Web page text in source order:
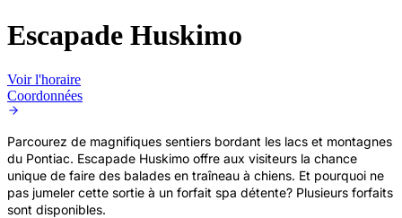
Escapade Huskimo
Voir l'horaire
Coordonnées
Parcourez de magnifiques sentiers bordant les lacs et montagnes
du Pontiac. Escapade Huskimo offre aux visiteurs la chance
unique de faire des balades en traîneau à chiens. Et pourquoi ne
pas jumeler cette sortie à un forfait spa détente? Plusieurs forfaits
sont disponibles.